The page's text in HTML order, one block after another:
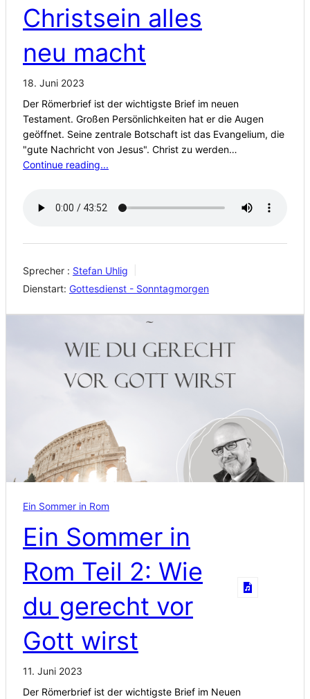
Christsein alles
neu macht
18. Juni 2023
Der Römerbrief ist der wichtigste Brief im neuen
Testament. Großen Persönlichkeiten hat er die Augen
geöffnet. Seine zentrale Botschaft ist das Evangelium, die
"gute Nachricht von Jesus". Christ zu werden…
Continue reading...
Sprecher : Stefan Uhlig
Dienstart: Gottesdienst - Sonntagmorgen
Ein Sommer in Rom
Ein Sommer in
Rom Teil 2: Wie
du gerecht vor
Gott wirst
11. Juni 2023
Der Römerbrief ist der wichtigste Brief im Neuen